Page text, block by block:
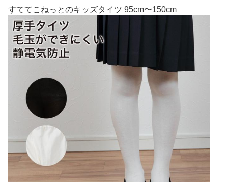
すててこねっとのキッズタイツ 95cm〜150cm